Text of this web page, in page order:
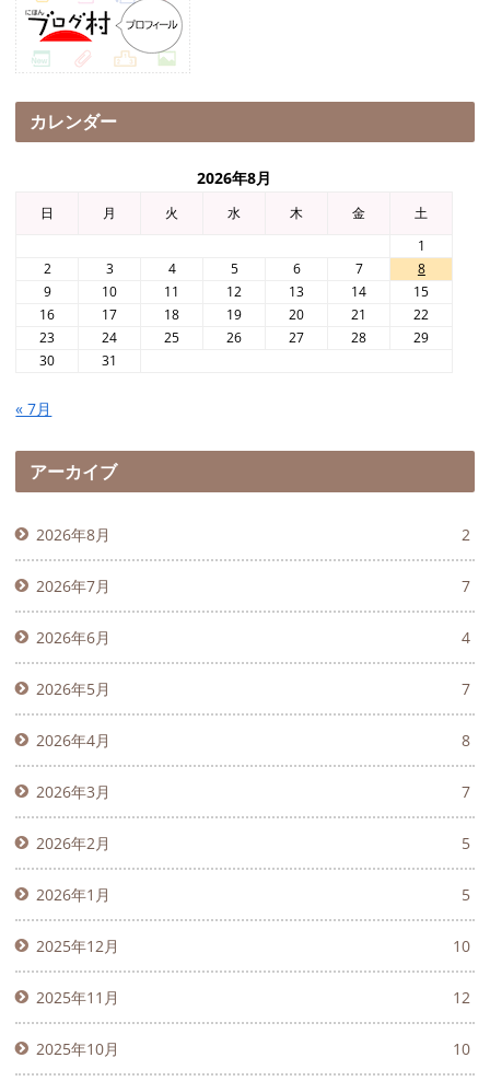
カレンダー
2026年8月
日 月 火 水 木 金
土
1
2
3 4 5 6 7
8
9
10 11 12 13 14
15
16
17 18 19 20 21
22
23
24 25 26 27 28
29
30
31
« 7月
アーカイブ
2026年8月 2
2026年7月 7
2026年6月 4
2026年5月 7
2026年4月 8
2026年3月 7
2026年2月 5
2026年1月 5
2025年12月 10
2025年11月 12
2025年10月 10